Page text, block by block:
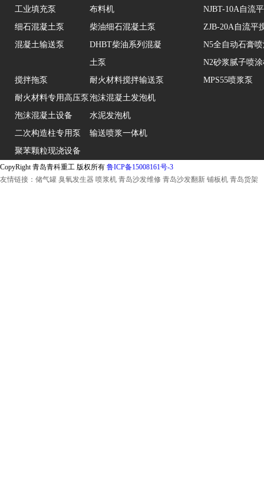
工业填充泵
布料机
细石混凝土泵
柴油细石混凝土泵
混凝土输送泵
DHBT柴油系列混凝
土泵
搅拌拖泵
耐火材料搅拌输送泵
耐火材料专用高压泵 泡沫混凝土发泡机
泡沫混凝土设备
水泥发泡机
二次构造柱专用泵
输送喷浆一体机
聚苯颗粒现浇设备
NJBT-10A自流
ZJB-20A自流平
N5全自动石膏
N2砂浆腻子喷
MPS55喷浆泵
CopyRight 青岛青科重工 版权所有 鲁ICP备15008161号-3
友情链接： 储气罐 臭氧发生器 喷浆机 青岛沙发维修 青岛沙发翻新 铺板机 青岛货架